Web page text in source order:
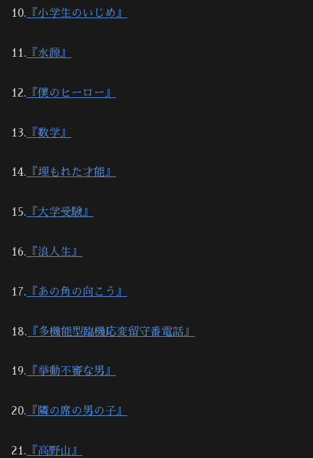
10. 『小学生のいじめ』
11. 『水源』
12. 『僕のヒーロー』
13. 『数学』
14. 『埋もれた才能』
15. 『大学受験』
16. 『浪人生』
17. 『あの角の向こう』
18. 『多機能型臨機応変留守番電話』
19. 『挙動不審な男』
20. 『隣の席の男の子』
21. 『高野山』